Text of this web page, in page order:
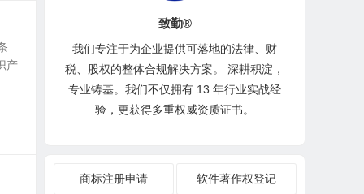
产
致勤®
我们专注于为企业提供可落地的法律、财
税、股权的整体合规解决方案。 深耕积淀，
专业铸基。我们不仅拥有 13 年行业实战经
验，更获得多重权威资质证书。
商标注册申请 软件著作权登记